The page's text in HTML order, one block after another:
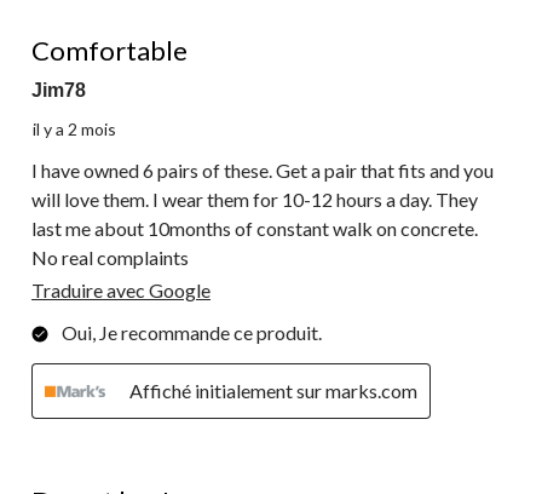
commentaire.
Comfortable
Jim78
il y a 2 mois
I have owned 6 pairs of these. Get a pair that fits and you
will love them. I wear them for 10-12 hours a day. They
last me about 10months of constant walk on concrete.
No real complaints
Traduire avec Google
Oui, Je recommande ce produit.
Affiché initialement sur marks.com